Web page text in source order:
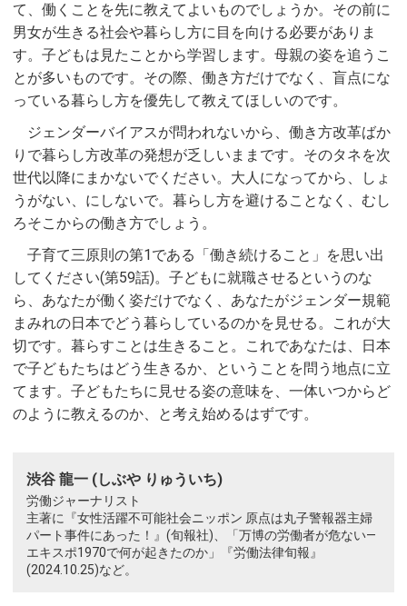
て、働くことを先に教えてよいものでしょうか。その前に
男女が生きる社会や暮らし方に目を向ける必要がありま
す。子どもは見たことから学習します。母親の姿を追うこ
とが多いものです。その際、働き方だけでなく、盲点にな
っている暮らし方を優先して教えてほしいのです。
ジェンダーバイアスが問われないから、働き方改革ばか
りで暮らし方改革の発想が乏しいままです。そのタネを次
世代以降にまかないでください。大人になってから、しょ
うがない、にしないで。暮らし方を避けることなく、むし
ろそこからの働き方でしょう。
子育て三原則の第1である「働き続けること」を思い出
してください(第59話)。子どもに就職させるというのな
ら、あなたが働く姿だけでなく、あなたがジェンダー規範
まみれの日本でどう暮らしているのかを見せる。これが大
切です。暮らすことは生きること。これであなたは、日本
で子どもたちはどう生きるか、ということを問う地点に立
てます。子どもたちに見せる姿の意味を、一体いつからど
のように教えるのか、と考え始めるはずです。
渋谷 龍一 (しぶや りゅういち)
労働ジャーナリスト
主著に『女性活躍不可能社会ニッポン 原点は丸子警報器主婦
パート事件にあった！』(旬報社)、「万博の労働者が危ない—
エキスポ1970で何が起きたのか」『労働法律旬報』
(2024.10.25)など。